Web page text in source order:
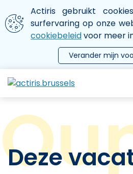
Aller au contenu principal
We gebruiken cookies
Actiris gebruikt
surfervaring op onze
cookiebeleidvoor meer
Verander mijn
le menu
Deze